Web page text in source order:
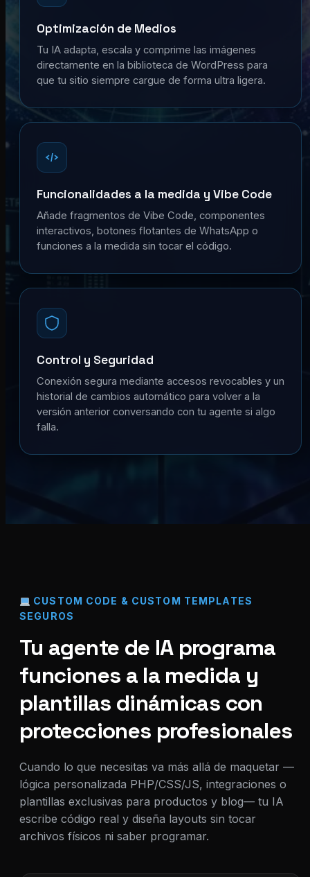
Optimización de Medios
Tu IA adapta, escala y comprime las imágenes
directamente en la biblioteca de WordPress para
que tu sitio siempre cargue de forma ultra ligera.
Funcionalidades a la medida y Vibe Code
Añade fragmentos de Vibe Code, componentes
interactivos, botones flotantes de WhatsApp o
funciones a la medida sin tocar el código.
Control y Seguridad
Conexión segura mediante accesos revocables y un
historial de cambios automático para volver a la
versión anterior conversando con tu agente si algo
falla.
CUSTOM CODE & CUSTOM TEMPLATES
SEGUROS
Tu agente de IA programa
funciones a la medida y
plantillas dinámicas con
protecciones profesionales
Cuando lo que necesitas va más allá de maquetar —
lógica personalizada PHP/CSS/JS, integraciones o
plantillas exclusivas para productos y blog— tu IA
escribe código real y diseña layouts sin tocar
archivos físicos ni saber programar.